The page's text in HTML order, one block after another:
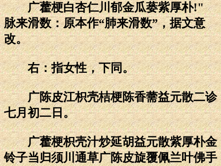
广藿梗白杏仁川郁金瓜蒌紫厚朴!"
脉来滑数：原本作“肺来滑数”，据文意
改。
右：指女性，下同。
广陈皮江枳壳桔梗陈香薷益元散二诊
七月初二日。
广藿梗枳壳汁炒延胡益元散紫厚朴金
铃子当归须川通草广陈皮旋覆佩兰叶佛手